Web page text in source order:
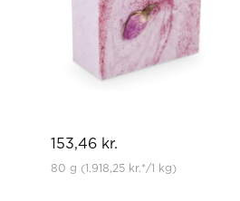
153,46 kr.
80 g (1.918,25 kr.*/1 kg)